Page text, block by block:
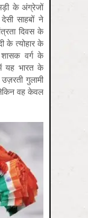
के अंग्रेजों
साहबों ने
दिवस के
के त्योहार के
शासक वर्ग के
यह भारत के
गुलामी
वह केवल